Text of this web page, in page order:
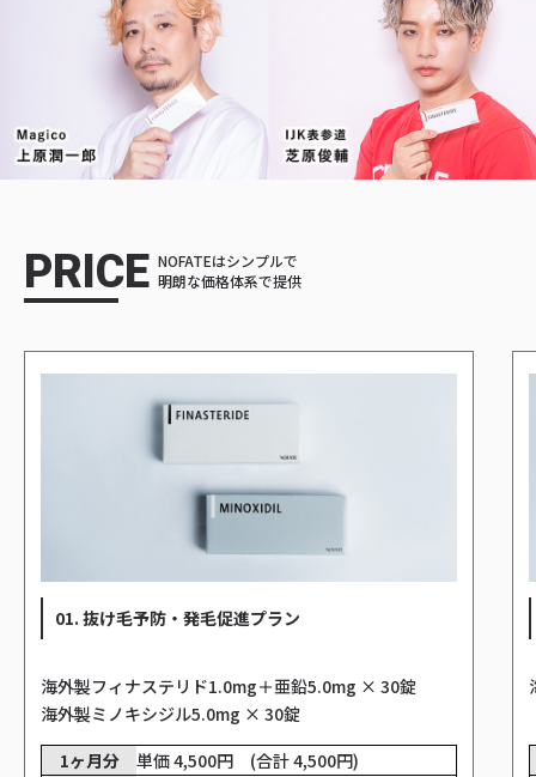
PRICE NOFATEはシンプルで
明朗な価格体系で提供
01. 抜け毛予防・発毛促進プラン
海外製フィナステリド1.0mg＋亜鉛5.0mg × 30錠
海外製ミノキシジル5.0mg × 30錠
1ヶ月分
単価 4,500円 (合計 4,500円)